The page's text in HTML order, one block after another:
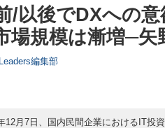
/以後でDXへの
場規模は漸増─矢
編集部
12月7日、国内民間企業におけるIT投